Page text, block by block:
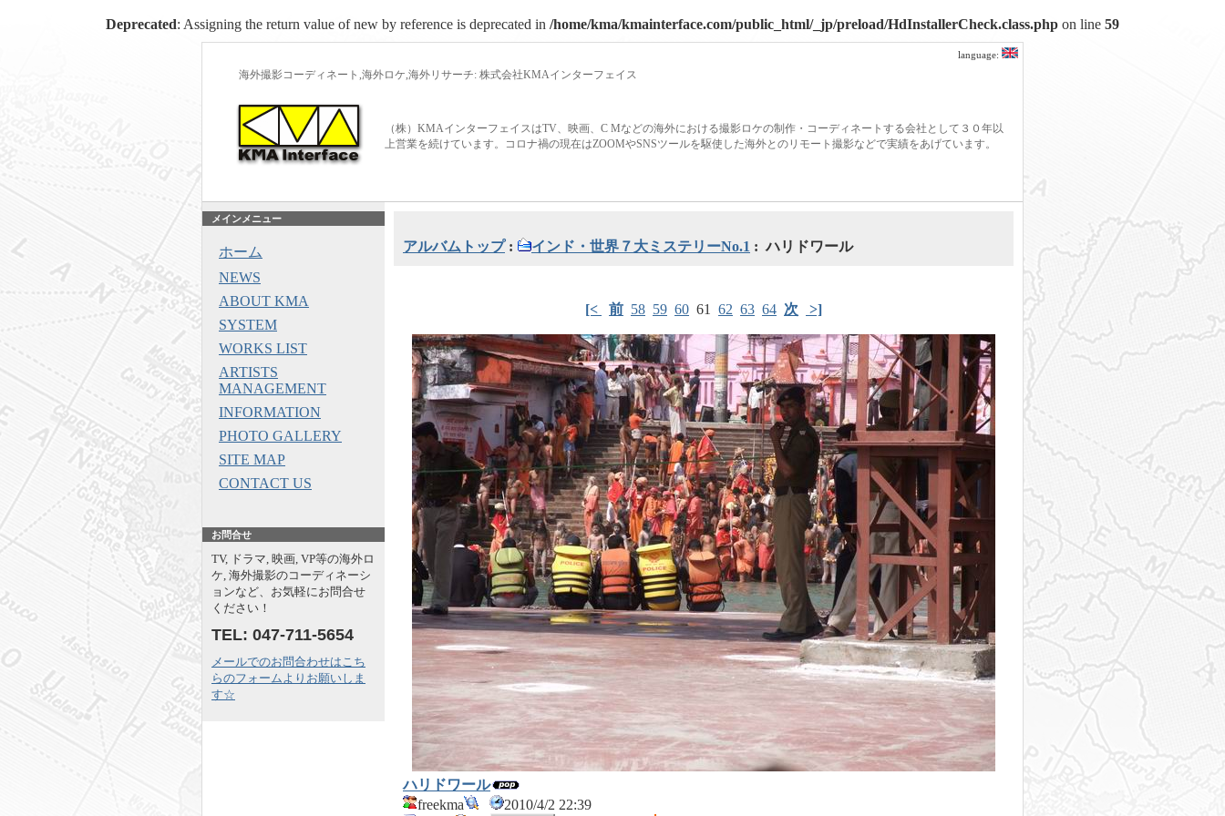
Deprecated: Assigning the return value of new by reference is deprecated in /home/kma/kmainterface.com/public_html/_jp/preload/HdInstallerCheck.class.php on line 59
language:
海外撮影コーディネート,海外ロケ,海外リサーチ: 株式会社KMAインターフェイス
（株）KMAインターフェイスはTV、映画、C Mなどの海外における撮影ロケの制作・コーディネートする会社として３０年以
上営業を続けています。コロナ禍の現在はZOOMやSNSツールを駆使した海外とのリモート撮影などで実績をあげています。
アルバムトップ: インド・世界７大ミステリーNo.1 : ハリドワール
[< 前 58 59 60 61 62 63 64 次 >]
ハリドワール
freekma
2010/4/2 22:39
メインメニュー
ホーム
NEWS
ABOUT KMA
SYSTEM
WORKS LIST
ARTISTS
MANAGEMENT
INFORMATION
PHOTO GALLERY
SITE MAP
CONTACT US
お問合せ
TV, ドラマ, 映画, VP等の海外ロ
ケ, 海外撮影のコーディネーシ
ョンなど、お気軽にお問合せ
ください！
TEL: 047-711-5654
メールでのお問合わせはこち
らのフォームよりお願いしま
す☆